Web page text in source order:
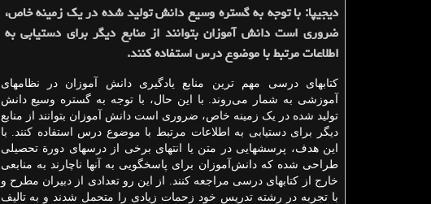
دیجیپا: با توجه به گستره وسیع دانش تولید شده در یك زمینه خاص،
ضروری است دانش‏ آموزان بتوانند از منابع دیگر برای دستیابی به
اطلاعات مرتبط با موضوع درس استفاده كنند.
کتابهای درسی مهم ترین منابع یادگیری دانش ‏آموزان در نظامهای
آموزشی به شمار می‌روند. با این حال، با توجه به گستره وسیع دانش
تولید شده در یک زمینه خاص، ضروری است دانش‏ آموزان بتوانند از منابع
دیگر برای دستیابی به اطلاعات مرتبط با موضوع درس استفاده کنند. با
این هدف، پرسشهایی در متن یا انتهای برخی از درسهای دورة تحصیلی
طراحی شده‏ که دانش‌آموزان برای پاسخگویی به آنها ناچارند به منابعی
خارج از کتابهای درسی مراجعه کنند. از این رو تعدادی از دبیران مطرح و
با تجربه در رشته تدریس خود زحمات زیادی را متحمل شدند و به تالیف